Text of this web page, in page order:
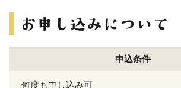
申込条件
何度も申し込み可